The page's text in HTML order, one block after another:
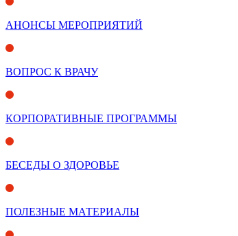
АНОНСЫ МЕРОПРИЯТИЙ
ВОПРОС К ВРАЧУ
КОРПОРАТИВНЫЕ ПРОГРАММЫ
БЕСЕДЫ О ЗДОРОВЬЕ
ПОЛЕЗНЫЕ МАТЕРИАЛЫ